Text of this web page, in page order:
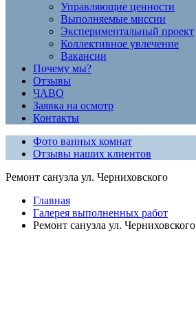
Управляющие ценности
Выполняемые миссии
Экспериментальный проект
Коллективное увлечение
Вакансии
Почему мы?
Отзывы
ЧАВО
Заявка на осмотр
Контакты
Фото ванных комнат
Отзывы наших клиентов
Ремонт санузла ул. Черниховского
Главная
Галерея выполненных работ
Ремонт санузла ул. Черниховского